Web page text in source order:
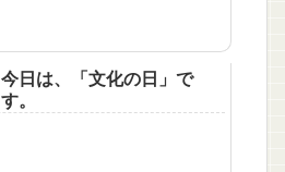
今日は、「文化の日」で
す。